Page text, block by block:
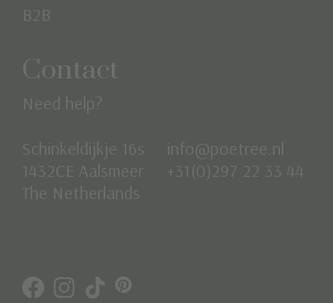
B2B
Contact
Need help?
Schinkeldijkje 16s
1432CE Aalsmeer
The Netherlands
info@poetree.nl
+31(0)297 22 33 44
Nederlands